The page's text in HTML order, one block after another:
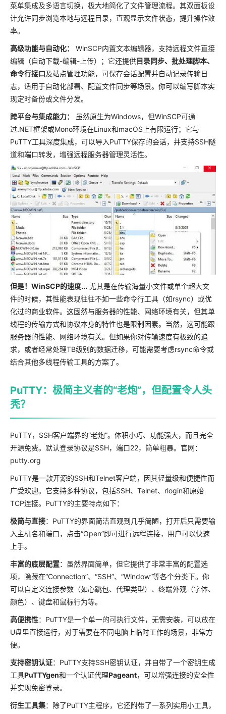
菜单集成及多语言切换，极大地简化了文件管理流程。其双面板设
计允许同步浏览本地与远程目录，直观显示文件状态，提升操作效
率。‌
‌高级功能与自动化：‌
WinSCP内置文本编辑器，支持远程文件直接
编辑（自动下载-编辑-上传）；它还提供目录同步、批处理脚本、
命令行接口及站点管理功能，可保存会话配置并自动记录传输日
志，适用于自动化部署、配置文件同步等场景。你可以编写脚本实
现定时备份或文件分发。‌
‌跨平台与集成能力：‌
虽然原生为Windows，但WinSCP可通
过.NET框架或Mono环境在Linux和macOS上有限运行；它与
PuTTY工具深度集成，可以导入PuTTY保存的会话，并支持SSH隧
道和端口转发，增强远程服务器管理灵活性。‌
但是！WinSCP的速度... 尤其是在传输海量小文件或单个超大文
件的时候，其性能表现往往不如一些命令行工具（如rsync）或优
化过的商业软件。这固然与服务器的性能、网络环境有关，但其单
线程的传输方式和协议本身的特性也是限制因素。当然，这可能跟
服务器的性能、网络环境有关。但如果你对传输速度有极致的追
求，或者经常处理TB级别的数据迁移，可能需要考虑rsync命令或
结合其他多线程传输工具的方案了。
PuTTY：极简主义者的“老炮”，但配置令人头
秃？
PuTTY，SSH客户端界的“老炮”。体积小巧、功能强大，而且完全
开源免费。默认登录协议是SSH，端口22，简单粗暴。官网：
putty.org
PuTTY是一款开源的SSH和Telnet客户端，因其轻量级和便捷性而
广受欢迎。它支持多种协议，包括SSH、Telnet、rlogin和原始
TCP连接。PuTTY的主要特点如下：
极简与直接：PuTTY的界面简洁直观到几乎简陋，打开后只需要输
入主机名和端口，点击“Open”即可进行远程连接，用户可以快速
上手。
丰富的底层配置：虽然界面简单，但它提供了非常丰富的配置选
项，隐藏在“Connection”、“SSH”、“Window”等各个分类下。你
可以自定义连接参数（如心跳包、代理类型）、终端外观（字体、
颜色）、键盘和鼠标行为等。
高便携性：PuTTY是一个单一的可执行文件，无需安装，可以放在
U盘里直接运行，对于需要在不同电脑上临时工作的场景，非常方
便。
支持密钥认证：PuTTY支持SSH密钥认证，并自带了一个密钥生成
工具PuTTYgen和一个认证代理Pageant，可以增强连接的安全性
并实现免密登录。
衍生工具集：除了PuTTY主程序，它还附带了一系列实用小工具，